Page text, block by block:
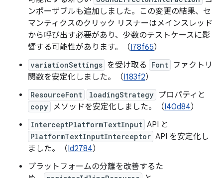
ンポーザブルも追加しました。この変更の結果、セ
マンティクスのクリック リスナーはメインスレッド
から呼び出す必要があり、少数のテストケースに影
響する可能性があります。（I78f65）
variationSettings を受け取る Font ファクトリ
関数を安定化しました。（I183f2）
ResourceFont loadingStrategy プロパティと
copy メソッドを安定化しました。（I40d84）
InterceptPlatformTextInput API と
PlatformTextInputInterceptor API を安定化し
ました。（Id2784）
プラットフォームの分離を改善するた